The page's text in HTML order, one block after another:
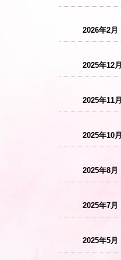
2026年2月
2025年12月
2025年11月
2025年10月
2025年8月
2025年7月
2025年5月